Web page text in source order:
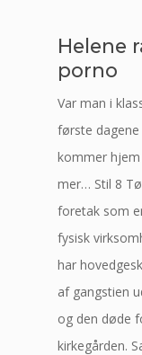
Helene
porno
Var man i
første
kommer
mer… Stil 8
foretak som
fysisk
har
af gangstien
og den døde
kirkegården.